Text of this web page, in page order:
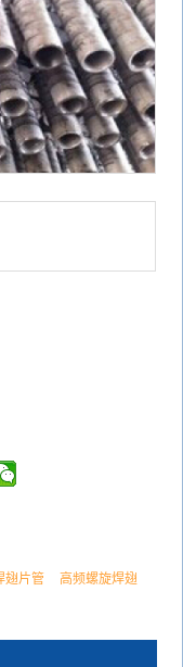
翅片管
高频螺旋焊翅